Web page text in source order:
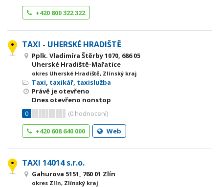
+420 800 322 322
TAXI - UHERSKÉ HRADIŠTĚ
Pplk. Vladimíra Štěrby 1070, 686 05
Uherské Hradiště-Mařatice
okres Uherské Hradiště, Zlínský kraj
Taxi, taxikář, taxislužba
Právě je otevřeno
Dnes otevřeno nonstop
0
(0 hodnocení)
+420 608 640 000
Web
TAXI 14014 s.r.o.
Gahurova 5151, 760 01 Zlín
okres Zlín, Zlínský kraj